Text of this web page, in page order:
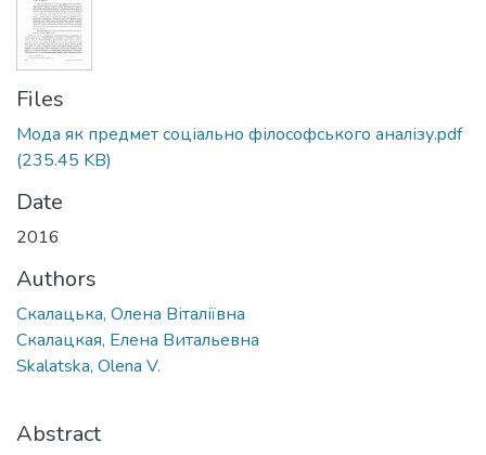
Files
Мода як предмет соціально філософського аналізу.pdf
(235.45 KB)
Date
2016
Authors
Скалацька, Олена Віталіївна
Скалацкая, Елена Витальевна
Skalatska, Olena V.
Abstract